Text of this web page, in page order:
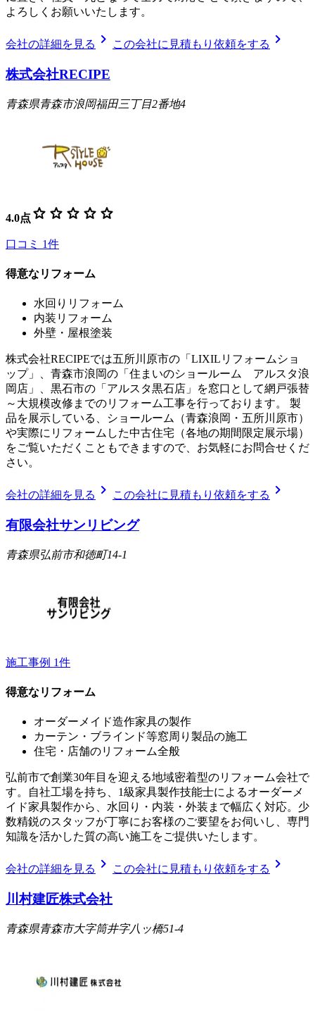
よろしくお願いいたします。
会社の詳細を見る chevron_right この会社に見積もり依頼をする chevron_right
株式会社RECIPE
青森県青森市浪岡福田三丁目2番地4
4.0点 star star star star star
口コミ 1件
得意なリフォーム
水回りリフォーム
内装リフォーム
外壁・屋根塗装
株式会社RECIPEでは五所川原市の「LIXILリフォームショ
ップ」、青森市浪岡の「住まいのショールーム アルスタ浪
岡店」、黒石市の「アルスタ黒石店」を窓口として網戸張替
～大規模改修までのリフォーム工事を行っております。 製
品を展示している、ショールーム（青森浪岡・五所川原市）
や実際にリフォームした中古住宅（各地の期間限定展示場）
をご覧いただくこともできますので、お気軽にお問合せくだ
さい。
会社の詳細を見る chevron_right この会社に見積もり依頼をする chevron_right
有限会社サンリビング
青森県弘前市和徳町14-1
施工事例 1件
得意なリフォーム
オーダーメイド造作家具の製作
カーテン・ブラインド等窓周り製品の施工
住宅・店舗のリフォーム全般
弘前市で創業30年目を迎える地域密着型のリフォーム会社で
す。自社工場を持ち、1級家具製作技能士によるオーダーメ
イド家具製作から、水回り・内装・外装まで幅広く対応。少
数精鋭のスタッフが丁寧にお客様のご要望をお伺いし、専門
知識を活かした質の高い施工をご提供いたします。
会社の詳細を見る chevron_right この会社に見積もり依頼をする chevron_right
川村建匠株式会社
青森県青森市大字筒井字八ッ橋51-4